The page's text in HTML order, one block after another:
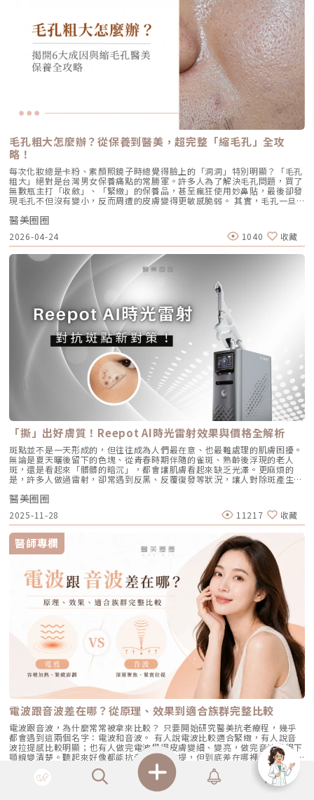
升，且效果可維持至少4個月。受試者自我評估亦反映皺紋減少、肌膚更緊
緻，印證持續治療的重要性。（參考來源：Sparavigna et al., 2022）璞
菲洛療程前後注意事項術前： 停止服用抗凝血藥物（如阿斯匹靈、維他命
E） 治療當天避免化妝、飲酒 保持作息規律，避免熬夜與重度壓力術後：
24小時內避免按摩施打部位 三天內避免劇烈運動與三溫暖 一週內避免臉部
熱敷與刺激性護膚產品 建議加強保濕、防曬，幫助效果延長璞菲洛副作用
與風險Profhilo屬於非交聯玻尿酸，不含化學交聯劑，生物相容性極佳，副
作用相對少。常見輕微反應包括： 注射處短暫腫脹、微紅 局部輕微瘀青
（數日內可自行消退） 極少數人可能會有輕微搔癢或壓痛感，通常在數天
內緩解※ 選擇合法診所與原廠授權產品，是避免療程風險最關鍵的因素。
為什麼 Profhilo 成為新一代醫美趨勢？隨著醫美觀念的演變，越來越多人
追求自然、柔和的改善效果，不希望臉部看起來僵硬或過度膨脹。Profhilo
與傳統填充型療程最大的不同，在於它獨特的「重建」式作用。Profhilo
並非單純地填補，而是將高濃度玻尿酸均勻分布於肌膚真皮層，從底層刺激
膠原蛋白與彈力蛋白新生，啟動肌膚的自我修復能力，讓效果柔和自然，能
有效降低傳統填充物可能帶來的異物感，也更貼近肌膚自然老化的邏輯。此
外，Profhilo 完美契合了當前醫美市場「微侵入式」與「預防型保養」的
趨勢。它填補了日常保養品與侵入式手術之間的空缺，不需像肉毒桿菌那樣
限制表情，也不需要像手術拉皮那樣漫長的恢復期。對於生活忙碌、注重效
率的現代人來說，這讓它更容易被接受，成為許多人延緩老化、提升膚質的
首選。臨床案例分享以下為原廠提供的實際案例，透過Profhilo逆時針療
程，觀察治療前後肌膚狀態的變化，供大家參考了解療程效果。璞菲洛
Profhilo常見Q&AQ1：PROFHILO和水光療程有什麼差別？ 水光著重在肌
膚表層補水，讓皮膚變得水嫩透亮；而PROFHILO作用層次更深，不只補
水，還能活化膠原蛋白、彈力蛋白等細胞修復，提升整體彈性與緊緻度。它
的特點是透過穩定擴散來刺激肌膚自我修復，不靠刺激或破壞，適合想全面
改善膚況的人。Q2：可以和電波、音波等療程搭配嗎？ 可與電波、音波等
療程搭配使用，建議間隔約兩週，具體施打順序與時間需由醫師評估。電
波、音波術後可加速肌膚修復並延長效果，但需等皮膚完全降溫後再進行
Profhilo療程。施打前請務必諮詢醫師，遵從專業建議安排療程。Q3：璞
菲洛每年需要打幾次？ 一個完整療程通常包含三次施打，前兩次相隔約一
個月，第三次則可在四到六個月後進行。視個人膚況與需求，也可安排後續
加強療程，以延續效果。Q4：頸紋、手部老化也能打嗎？ 可以。Profhilo
在頸部與手背同樣有良好表現，能改善乾紋與鬆弛，是全方位肌膚重建療
程。Q5：是否適合所有膚質？ 大多數人皆可接受，但孕婦、哺乳中女性與
對玻尿酸過敏者不建議施打。Q6：哪些人適合做Profhilo？需要幾歲才能
做？Profhilo適合有初期老化、乾燥或鬆弛困擾的人，通常建議從30歲以後
就可以評估施作。特別推薦給希望改善膚況，又不想讓五官改變或產生膨脹
感的人。Q7：施打Profhilo會很痛嗎？會不會腫？需要修復期嗎？療程過
程簡單快速，使用極細針在臉部五個特定位點注射，疼痛感輕微。少數人會
有暫時性紅腫或小腫塊，通常幾小時內可自然消退，不會影響日常活動。
Q8：Profhilo成分天然嗎？會不會引起過敏？Profhilo採用高純度、非動
物來源的玻尿酸，不含常見交聯劑成分，安全性高，過敏反應發生機率非常
低，並獲得歐盟CE安全認證。Profhilo璞菲洛是突破傳統玻尿酸觀念的療
程，不以填充為主，而是提升肌膚自癒力與膚質的「逆時針保養」新選擇。
如果你渴望不影響生活的微創保養，並希望從根本改善膚質，Profhilo 絕
對值得你列入考量。在選擇療程前，務必諮詢專業醫師，評估自身膚況與適
合方案，才能真正達到年輕又自然的理想狀態。選擇合法診所、專業醫師與
原廠產品，是安全變美的不二法門。★溫馨提醒★小編要提醒大家，醫療並
非單純的商業交易，所有的療程都伴隨著風險。因此，作為消費者應該謹慎
選擇合適的醫療方案，以確保安全與健康。
織受熱收縮，會有 10-20% 的即時拉提感。真正的巔峰效果會在術後 2–3
個月，隨著膠原蛋白的大量新生，輪廓會日益清晰。 維持時間：在規律的
生活作息下，一次優良的治療效果可維持 12–18 個月。四、 蔡醫師的減齡
處方箋：美音二代的精準佈點很多診所標榜「破千條」的音波，但我始終堅
持：條數不是越多越好，精準度才是關鍵。過多的能量可能造成脂肪萎縮
（臉凹），過少則無感。在辰美學，我會根據每一位客人的臉型厚薄、鬆弛
程度，規劃專屬的能量地圖。以下是 2026 年我常用的建議處方： 施作區
更好的「精緻度」，我常會建議在音波拉提後，搭配再生針（瑞德喜）進行
外輪廓的固定，或是以「混合式填充」補足流失的骨架支撐。這種「由內拉
提、由外固定」的複合思維，才是現代抗老的趨勢。五、 2026 醫美行情與
避坑建議當妳搜尋「美國音波二代價格」時，會發現市場行情落差很大。身
為醫師，我必須提醒大家，費用背後包含的是原廠探頭成本、儀器維護、以
及最重要的「醫師的技術與判讀經驗」。 認明原廠授權：施打前請掃描儀
器與探頭 QR Code，確保非水貨或非法翻新探頭。 選擇認證醫師：音波拉
提需要精準的解剖學知識，只有受過原廠培訓的醫師，才能在「安全邊界
內」將能量發揮到極致。六、 結語：愛美，是為了成就更好的自己我常
說，醫美的意義不在於把妳變成另外一個人，而在於「找回最巔峰狀態的
妳」。看著客人在治療後，重新對鏡子裡的自己露出自信的微笑，那是我身
技術，結合我對面部結構的美感理解，悉心守護妳每一寸肌膚的張力。如果
您也對輪廓的流失感到焦慮，或者正猶豫哪種療程最適合自己，歡迎預約來
診間，讓我們在一個放鬆、透明的環境下，一起討論出最適合您的減齡計
畫。
脂腺製造出過多的油脂。 毛囊角化異常：老廢角質無法正常代謝，與油脂
混合後堵塞毛孔，形成粉刺。 痤瘡桿菌增生：堵塞的無氧毛孔成為痤瘡桿
菌（C. acnes）的溫床，細菌大量繁殖。 發炎反應：細菌代謝物引發免疫
反應，導致紅腫、化膿，形成嚴重的囊腫型或膿皰型痘痘。在這四個環節
中，「皮脂分泌過盛」是啟動後續一連串災難的開關。傳統的治療方式，如
抗生素主要針對殺菌；外用酸類主要針對去角質。唯有口服 A 酸能夠有效抑
制皮脂腺分泌，這也是為什麼口服 A 酸過去被視為治療嚴重痘痘的終極武
器。然而，口服 A 酸伴隨著全身性的副作用。而 AviClear 戰痘雷射的誕
生，就是為了一次解決這個痛點：我們能不能在不吃藥的情況下，精準且長
效地控制皮脂腺？什麼是 AviClear 戰痘雷射？解密 1726nm 的物理奇蹟
AviClear 戰痘雷射是一台利用特定波長光能來治療痤瘡的醫療儀器。它的核
心技術在於突破性的1726nm 波長雷射。1. 為什麼是 1726nm 波長？「專
吃油脂」的標靶治療在雷射醫學中，不同的波長會被不同的目標物（如黑色
素、血紅素、水分）吸收。1726nm 這個波長非常特殊，它在人體組織
中，被皮脂（油脂）吸收的效率，大約是被水分吸收的 2 倍。當 AviClear
的雷射光束打入真皮層時，能量會精準地被富含油脂的「皮脂腺」大量吸
收，進而產生熱能。這些熱能會破壞過度活躍的皮脂腺細胞，變得萎縮、分
泌量大幅下降。當沒有過多的油脂，毛孔就不易堵塞，痤瘡桿菌也失去了生
存的養分，痘痘自然就失去了生長的溫床。2. AviCool™ 藍寶石冷卻系統：
保護表皮，大幅提升舒適度既然要用熱能破壞深層的皮脂腺，表皮會不會被
燙傷？這正是 AviClear 的另一項核心專利。機器配備了專屬的 AviCool™
藍寶石接觸式冷卻系統。在雷射擊發前、擊發中與擊發後，冷卻系統會持續
將表皮溫度維持在安全的低溫狀態。這不僅能防止表皮熱傷害、避免術後反
黑，更大幅降低了療程中的痛感，讓患者在不需要敷麻藥的情況下（視個人
耐受度而定），也能順利完成治療。AviClear 戰痘雷射 vs. 藍雷射與傳統療
法：抗痘金大PK過去我們面對嚴重的青春痘，「吞口服A酸」幾乎是唯一的
終極解方。然而，隨著光電科技的突破，現代的醫美抗痘已經邁入了「精準
破壞皮脂腺」的新紀元。目前市面上討論度最高的兩大抗痘黑科技，分別是
AviClear 戰痘雷射與 CAPRI 藍雷射。雖然兩者都主打不吃藥、從根源控
油，但在波長與作用機制上卻有著根本的差異。我們該如何選擇？它們與傳
統的口服A酸又有什麼不同？以下為您全面解析。頂尖對決：AviClear 戰痘
雷射 vs. CAPRI 藍雷射這兩款都是目前熱門的無藥物抗痘雷射，雖然目標一
致，但「作戰策略」卻截然不同：1. AviClear 戰痘雷射（1726nm）：專
注皮脂腺的「源頭阻斷」作用原理：搭載專利 1726nm 波長，具備極高的
「油脂專一性」，能穿透皮膚精準鎖定並加熱肥大的皮脂腺，使其萎縮。核
心強項：直接從源頭切斷出油量並破壞痘痘的生長環境，主打極長效的抗痘
與控油效果，非常適合追求長期穩定膚況、不想依賴藥物的人。2. CAPRI
藍雷射（1450nm + 450nm）：控油＋殺菌的「雙效複合」作用原理：結
合 1450nm 的熱能來縮減皮脂腺（控油），同時搭配 450nm 藍光直接消
滅表皮的痤瘡桿菌（殺菌）。核心強項：雙管齊下，對於臉上正在急性發
炎、紅腫的痘痘，具有極佳的立即退紅與消炎效果，適合需要快速壓制大面
積發炎的患者。3. 傳統終極武器：口服A酸（Isotretinoin）作用原理：屬
於全身性的系統性治療。它能全面抑制皮脂腺分泌、使皮脂腺萎縮，同時促
進毛囊正常角化，並大幅減少發炎反應與痤瘡桿菌增生。核心強項：能夠一
次打擊痘痘的四大成因，對於嚴重型、結節囊腫型痘痘，或是對其他治療
（包含抗生素、外用藥膏）無效的頑固型痘痘，具有極高的治癒率與長效
性。需注意事項：伴隨較明顯的副作用，最常見包含嘴唇乾裂、皮膚乾燥脫
皮、眼睛乾澀等。此外，孕婦絕對禁用（具致畸胎性），療程期間需配合醫
師定期抽血監測肝功能與血脂，且通常需持續服用數個月至一年以上以達到
標準的累積劑量。CAPRI 藍雷射與 AviClear 戰痘雷射最主要的差異，在於
「雷射波長」與「對油脂的吸收破壞力」。簡單來說，藍雷射主打「控油加
殺菌」的雙效機制，適合用來對付輕中度的痘痘與毛孔粗大問題；而
1726nm 的戰痘雷射則是專為「阻斷皮脂腺」而生，能精準且深度地破壞
出油源頭，因此更適合用來拯救中重度發炎、滿臉油光，以及長年反覆發作
的頑固型痘痘肌。誰最適合打 AviClear 戰痘雷射？如果符合以下任一情
況，AviClear 將會是非常值得評估的投資： 口服藥物恐懼或不適應者：曾
經吃過口服 A 酸但無法忍受乾燥脫皮，或是抽血發現肝指數異常而被迫停藥
的人。 備孕中或哺乳中的女性：口服 A 酸有強烈的致畸胎性，停藥後仍需
避孕一段時間；而戰痘雷射純粹是物理性光電治療，對全身系統無影響（但
孕婦本身基於安全考量，雷射療程前仍須經醫師評估）。 滿臉油光、毛孔
粗大者：即使目前沒有嚴重的發炎痘痘，但深受「中東油田」困擾，希望從
根本減少出油量的人。 作息不正常、壓力型成人痘：針對因為熬夜、壓力
大導致賀爾蒙波動，進而反覆在下巴、兩頰爆發的成人痘，精準破壞皮脂腺
能有效阻斷復發。 深色肌膚患者：過去許多雷射（如脈衝光、某些淨膚雷
射）在深色肌膚上容易引發熱傷害或色素沉澱（反黑）。AviClear 的
1726nm 波長針對的是「油脂」而非「黑色素」，因此適用於 Fitzpatrick
膚色分類的 I 到 VI 型（包含極深色肌膚），安全性極高。AviClear 戰痘雷
射 常見 QA 總整理在決定進行療程前，大家心中難免還有一些疑問。我們
整理了討論度最高的幾個問題：Q1：打 AviClear 戰痘雷射會痛嗎？需要敷
麻藥嗎？A：疼痛度極低，多數患者甚至不需要敷麻藥！怕痛的人有福了！
AviClear 搭載了專利的「AviCool™ 藍寶石冷卻技術」，探頭在雷射擊發的
前、中、後都會持續為肌膚表面降溫。治療過程中，主要會感覺到探頭冰冰
涼涼的，伴隨輕微的溫熱感或是像被橡皮筋輕彈的感覺。相較於傳統雷射或
手工清粉刺的痛楚，整體舒適度大幅提升，輕鬆就能完成療程。Q2：我現
在正在吃口服 A 酸，可以打 AviClear 嗎？A：建議先與主治醫師討論。一
般來說，口服 A 酸會讓皮膚變得比較薄且脆弱。多數醫師會建議在停用口服
A 酸至少 1 到 3 個月後，讓皮膚屏障稍微恢復，再來進行雷射治療會比較
安全。Q3：如果我只有局部（例如下巴）長痘痘，可以只打局部嗎？A：通
常建議「全臉治療」效果最佳。皮脂腺是分佈在全臉的，雖然目前只有下巴
在發炎，但其他區域的皮脂腺可能也處於過度活躍的狀態。全臉均勻施打可
以達到整體控油、預防其他部位未來爆發的效果。當然，醫師在施打時，會
毛孔粗大怎麼辦？從保養到醫美，超完整「縮毛孔」全攻
略！
每次化妝總是卡粉、素顏照鏡子時總覺得臉上的「洞洞」特別明顯？「毛孔
粗大」絕對是台灣男女保養痛點的常勝軍。許多人為了解決毛孔問題，買了
無數瓶主打「收斂」、「緊緻」的保養品，甚至瘋狂使用妙鼻貼，最後卻發
現毛孔不但沒有變小，反而周遭的皮膚變得更敏感脆弱。 其實，毛孔一旦
被撐大，就像是被撐鬆的橡皮筋，光靠日常塗抹保養品是很難「完全逆轉」
的。想要有效改善毛孔粗大，我們必須先搞懂你的毛孔是哪一種「型」，才
能對症下藥！這篇文章將帶你從日常保養到專業醫美療程，全面拯救毛孔粗
大的終極對策。為什麼我的毛孔會變大？揭開毛孔粗大的 6大元兇在探討怎
麼解決之前，我們得先抓出讓毛孔變大的罪魁禍首。毛孔粗大絕對不是單一
原因造成的，通常是以下幾個因素交織而成的結果：1. 【油脂型毛孔】：中
東油田的擴建工程毛孔是皮脂排出的主要通道。當你的皮脂腺天生比較發
達，或是受到氣溫升高、荷爾蒙波動、常吃高油高糖食物影響，導致出油量
大增時，通道就會被迫「擴建」來排出這些大量油脂。2. 【角質型毛孔】：
通道堵塞引發的連鎖反應健康的肌膚會自然代謝老廢角質，但如果代謝異
常，這些廢棄角質就會和皮脂、空氣中的髒污混合在一起，死死地堵塞在毛
孔開口。久而久之，毛孔就像被塞了軟木塞一樣，被越撐越大。3. 【老化型
毛孔】：膠原蛋白流失的初老警報真皮層中的「膠原蛋白」和「彈力蛋白」
就像是撐起毛孔的堅固地基。隨著年齡增長，或是長期不防曬導致的「光老
化」，地基流失、失去支撐力，毛孔邊緣的肌膚就會順著地心引力往下垂。
4. 【缺水型毛孔】：肌膚乾旱造成的表面危機這點常被許多人忽略！當角質
層極度缺水時，毛孔周圍的表皮細胞會像失去水分的蘋果一樣乾癟、萎縮，
無法飽滿排列。在細胞與細胞之間的縫隙變大之下，視覺上毛孔就顯得非常
明顯。5. 【疤痕型毛孔】：手癢硬擠留下的歷史遺跡嚴格來說這已經是「痘
疤」的範疇。過去長了嚴重的發炎性青春痘，或是手癢過度暴力擠壓，導致
真皮層組織嚴重受損。在傷口修復的過程中產生了纖維化拉扯，最終形成不
可逆的凹洞。6. 【蟎蟲型毛孔】：隱形的微小房客在作怪我們的臉上本來就
有共生的「蠕形蟎蟲」，但當免疫力下降、皮脂分泌失衡，或是過度清潔破
壞皮脂膜時，蟎蟲就會大量異常繁殖。牠們會啃食皮脂、進出毛囊，蟲體的
排泄物與屍體會引發毛囊發炎，進而把毛孔撐大。如何從日常居家保養穩住
毛孔不失控？雖然保養品無法讓已經擴大的毛孔完全「縮回」，但正確的居
家保養，能幫助控制毛孔不再進一步擴張，並改善整體膚質的平滑度。1. 溫
和清潔，不過度刺激：選擇胺基酸系等溫和潔顏產品，一天清潔 1～2 次即
可。避免頻繁使用磨砂或強力去角質產品，以減少對皮膚屏障的刺激。2. 適
度使用酸類，幫助代謝角質：對於油脂分泌較旺或粉刺型毛孔，可在醫師或
專業建議下使用酸類保養品： 水楊酸（BHA）：脂溶性，能深入毛孔幫助
油脂代謝，常用於黑頭與粉刺調理。 果酸（AHA，如甘醇酸、乳酸）：主要
作用於表層角質更新，改善肌膚粗糙。 杏仁酸：屬於果酸的一種但兼具親
脂特性，屬較溫和的酸類選擇。3. 抗老成分 A醇（Retinol）：A醇是目前研
究較完整的抗老成分之一，可促進表皮更新，並間接支持膠原蛋白生成，對
於老化型毛孔與膚質粗糙有一定幫助。但 A醇具有刺激性，建議採取低濃
度、循序漸進方式建立耐受。4. 防曬是關鍵保護：紫外線是造成膠原蛋白流
失與肌膚老化的重要因素之一。長期日曬會加速毛孔鬆弛，因此無論晴雨都
應確實做好防曬（塗抹防曬乳或物理性遮蔽）。醫美療程如何精準對抗毛孔
粗大？如果你期待的是肉眼可見的改善幅度，相比起日常保養，專業的醫美
療程通常會是更直接且具效率的選擇之一。隨著醫美科技的不斷進步，針對
不同成因的毛孔問題都有相對應的解方！1. 溫和深層清潔：海菲秀
（HydraFacial）原理：屬於非侵入性的保養。利用專利的負壓水渦流技
術，溫和無痛地吸出毛孔深層的黑頭、白頭粉刺與多餘皮脂，同時導入高濃
度的保濕與抗氧化精華。適合誰：出油粉刺型毛孔、怕痛不敢打雷射、想作
為重要活動前的急救保養者。效果與特色：做完當下皮膚立刻感受到「會呼
吸」的潔淨感，毛孔因為髒污被清空並喝飽水，視覺上會立刻變得細緻，且
無恢復期。2. 光電雷射：皮秒雷射（搭配特殊透鏡）原理：皮秒雷射
（Pico Laser）是目前詢問度最高的縮毛孔療程。核心在於加上了「蜂巢透
鏡」或「聚焦透鏡」。這能在不破壞表皮的情況下，將雷射光束匯聚，在真
皮層產生「空泡效應（LIOB）」。這就像是在皮膚深層進行微小的破壞，
藉此喚醒肌膚的自癒機制，大量刺激膠原蛋白與彈力纖維新生，進而把毛孔
周圍的凹陷給「撐」起來。適合誰：輕中度的老化型毛孔、輕微淺層痘疤、
想同時改善膚色不均與暗沉的人。效果與特色：熱傷害小，術後通常只會紅
腫1~3天，幾乎不影響日常生活。是目前 CP 值極高的定期保養型雷射。3.
重度凹洞救星：UP雷射原理：如果是屬於嚴重的「疤痕/凹洞型毛孔」，皮
秒雷射可能不夠力，這時候就需要汽化型雷射上場。例如 UP雷射
（UltraPulse），它能將能量精準且極深地打入真皮層甚至皮下組織，切斷
硬化的纖維化疤痕組織，進行深層的肌膚重建。適合誰：嚴重的冰鑿型痘
疤、嚴重凹洞型毛孔粗大。效果與特色：效果非常強大且顯著，但相對的
醫美圈圈
2026-04-24 1040 收藏
「撕」出好膚質！Reepot AI時光雷射效果與價格全解析
斑點並不是一天形成的，但往往成為人們最在意、也最難處理的肌膚困擾。
無論是夏天曬後留下的色塊、從青春時期伴隨的雀斑、熟齡後浮現的老人
斑，還是看起來「髒髒的暗沉」，都會讓肌膚看起來缺乏光澤。更麻煩的
是，許多人做過雷射，卻常遇到反黑、反覆復發等狀況，讓人對除斑產生陰
影。 Reepot AI時光雷射（仿單名為「蕾璞釹雅各雷射系統」，衛部醫器輸
字第 037165 號）自 2025 年 7 月上市後便迅速受到關注，被視為色素治
療領域重要新進展。它重新定義了傳統除斑的思維，將以往以熱能為主的
「燒灼式破壞」，轉變為更精準、更可控的「震碎式處理」，再結合 AI 影
像分析與超冷卻保護，使治療不僅更安全、也更貼近現代人追求的舒適與高
效率。對於過去因反黑、修復期長或效果不均而猶豫的族群而言，Reepot
的出現為除斑帶來全新的可能。 這篇文章就帶你理解Reepot 到底怎麼運
作？和你聽過的皮秒、傳統雷射有什麼不同？誰適合做、誰不適合？效果、
術後照護、價格又是多少呢？希望能讓你在做選擇前，有完整且中立的參
考。為什麼斑點這麼難纏？了解色素成因，是選擇療程前最重要的一步許多
人以為斑點只是「曬太陽造成的色塊」，但實際上臉上的每一顆斑，都可能
有不同來源。色素形成的原因多元，深度位置也不相同，因此在治療上自然
不能以單一方式應對。常見的斑點來源包括：一、紫外線長期累積的影響日
曬會刺激黑色素細胞活躍，形成曬斑、雀斑或不均勻暗沉。二、基因與體質
因素有些人天生黑色素細胞較敏感，斑點更容易在年輕時就出現。三、荷爾
蒙波動包含懷孕、避孕藥、壓力、作息不穩等，都可能使色素活躍，例如熟
知的肝斑。四、發炎後色素沉澱（PIH）痘痘、皮膚受傷、過度刺激後，都
可能留下深淺不一的色沉。以上原因造成斑點呈現不同的「深度」「密度」
與「分布」，也使除斑變得不再只是把黑色素擊散這麼簡單。只要能量不
足，改善有限；能量過強，又可能刺激皮膚，造成修復期延長、色素反應，
甚至讓斑點反覆出現。也因為色素問題本身複雜，傳統除斑療程才會讓人覺
得「效果不一定穩定」。要真正提高治療的成功率，關鍵就在於是否能更精
準、穩定地處理不同深度的黑色素，同時降低熱傷害。什麼是 Reepot AI時
光雷射？從技術重新理解除斑Reepot AI時光雷射是一款以 532 nm 綠光為
基礎，並結合 AI 影像分析的智慧型色素雷射，已通過美國 FDA、韓國
KFDA 與台灣 TFDA 核可。它的設計目的，是讓除斑治療更精準、更安全，
也更符合亞洲膚質對低熱傷害的需求。透過AI智慧影像掃描技術，系統能先
辨識斑點的深度與分布，使能量設定更具科學依據。在治療作用上，
Reepot 搭載超低溫冷卻機制，能在能量擊發的同時以低溫保護皮膚，降低
紅腫與熱刺激。其能量原理以機械式震動分散黑色素為主，而非單純依賴高
熱破壞，因此對周邊組織更溫和。簡單來說，它讓除斑從過去較不穩定的模
式，提升為更可控、恢復期更短的療程設計。Reepot 三大核心技術：讓除
醫美圈圈
2025-11-28 11217 收藏
醫師專欄
電波跟音波差在哪？從原理、效果到適合族群完整比較
電波跟音波，為什麼常常被拿來比較？ 只要開始研究醫美抗老療程，幾乎
都會遇到這兩個名字：電波和音波。 有人說電波比較適合緊緻，有人說音
波拉提感比較明顯；也有人做完電波覺得皮膚變細、變亮，做完音波覺得下
顎線變清楚。聽起來好像都能抗老、都能拉提，但到底差在哪裡？ 其實，
電波和音波最大的差別，不是「哪一個比較厲害」，而是它們使用的能量不
同、作用的層次不同，適合處理的老化問題也不同。 簡單來說： 電波偏向
改善皮膚的鬆、細紋、膚質與緊緻度。 音波偏向改善輪廓的垂、嘴邊肉、
醫美圈圈 醫師
收藏